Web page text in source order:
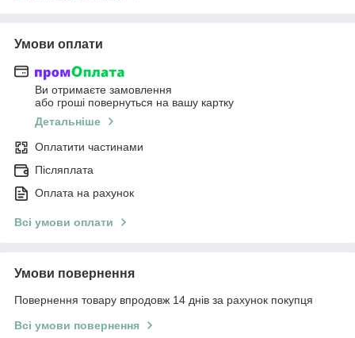
Умови оплати
Ви отримаєте замовлення
або гроші повернуться на вашу картку
Детальніше
Оплатити частинами
Післяплата
Оплата на рахунок
Всі умови оплати
Умови повернення
Повернення товару впродовж 14 днів за рахунок покупця
Всі умови повернення